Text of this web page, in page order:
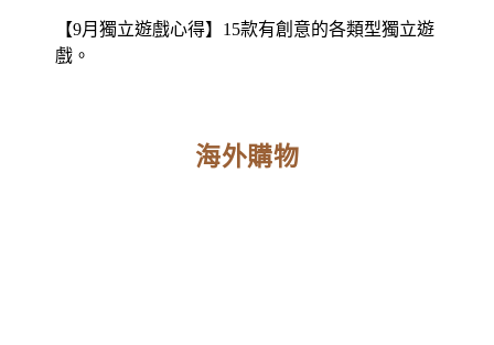
【9月獨立遊戲心得】15款有創意的各類型獨立遊
戲。
海外購物